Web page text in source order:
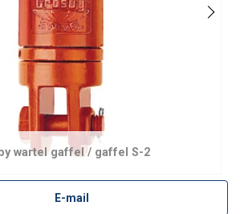
wartel gaffel / gaffel S-2
E-mail